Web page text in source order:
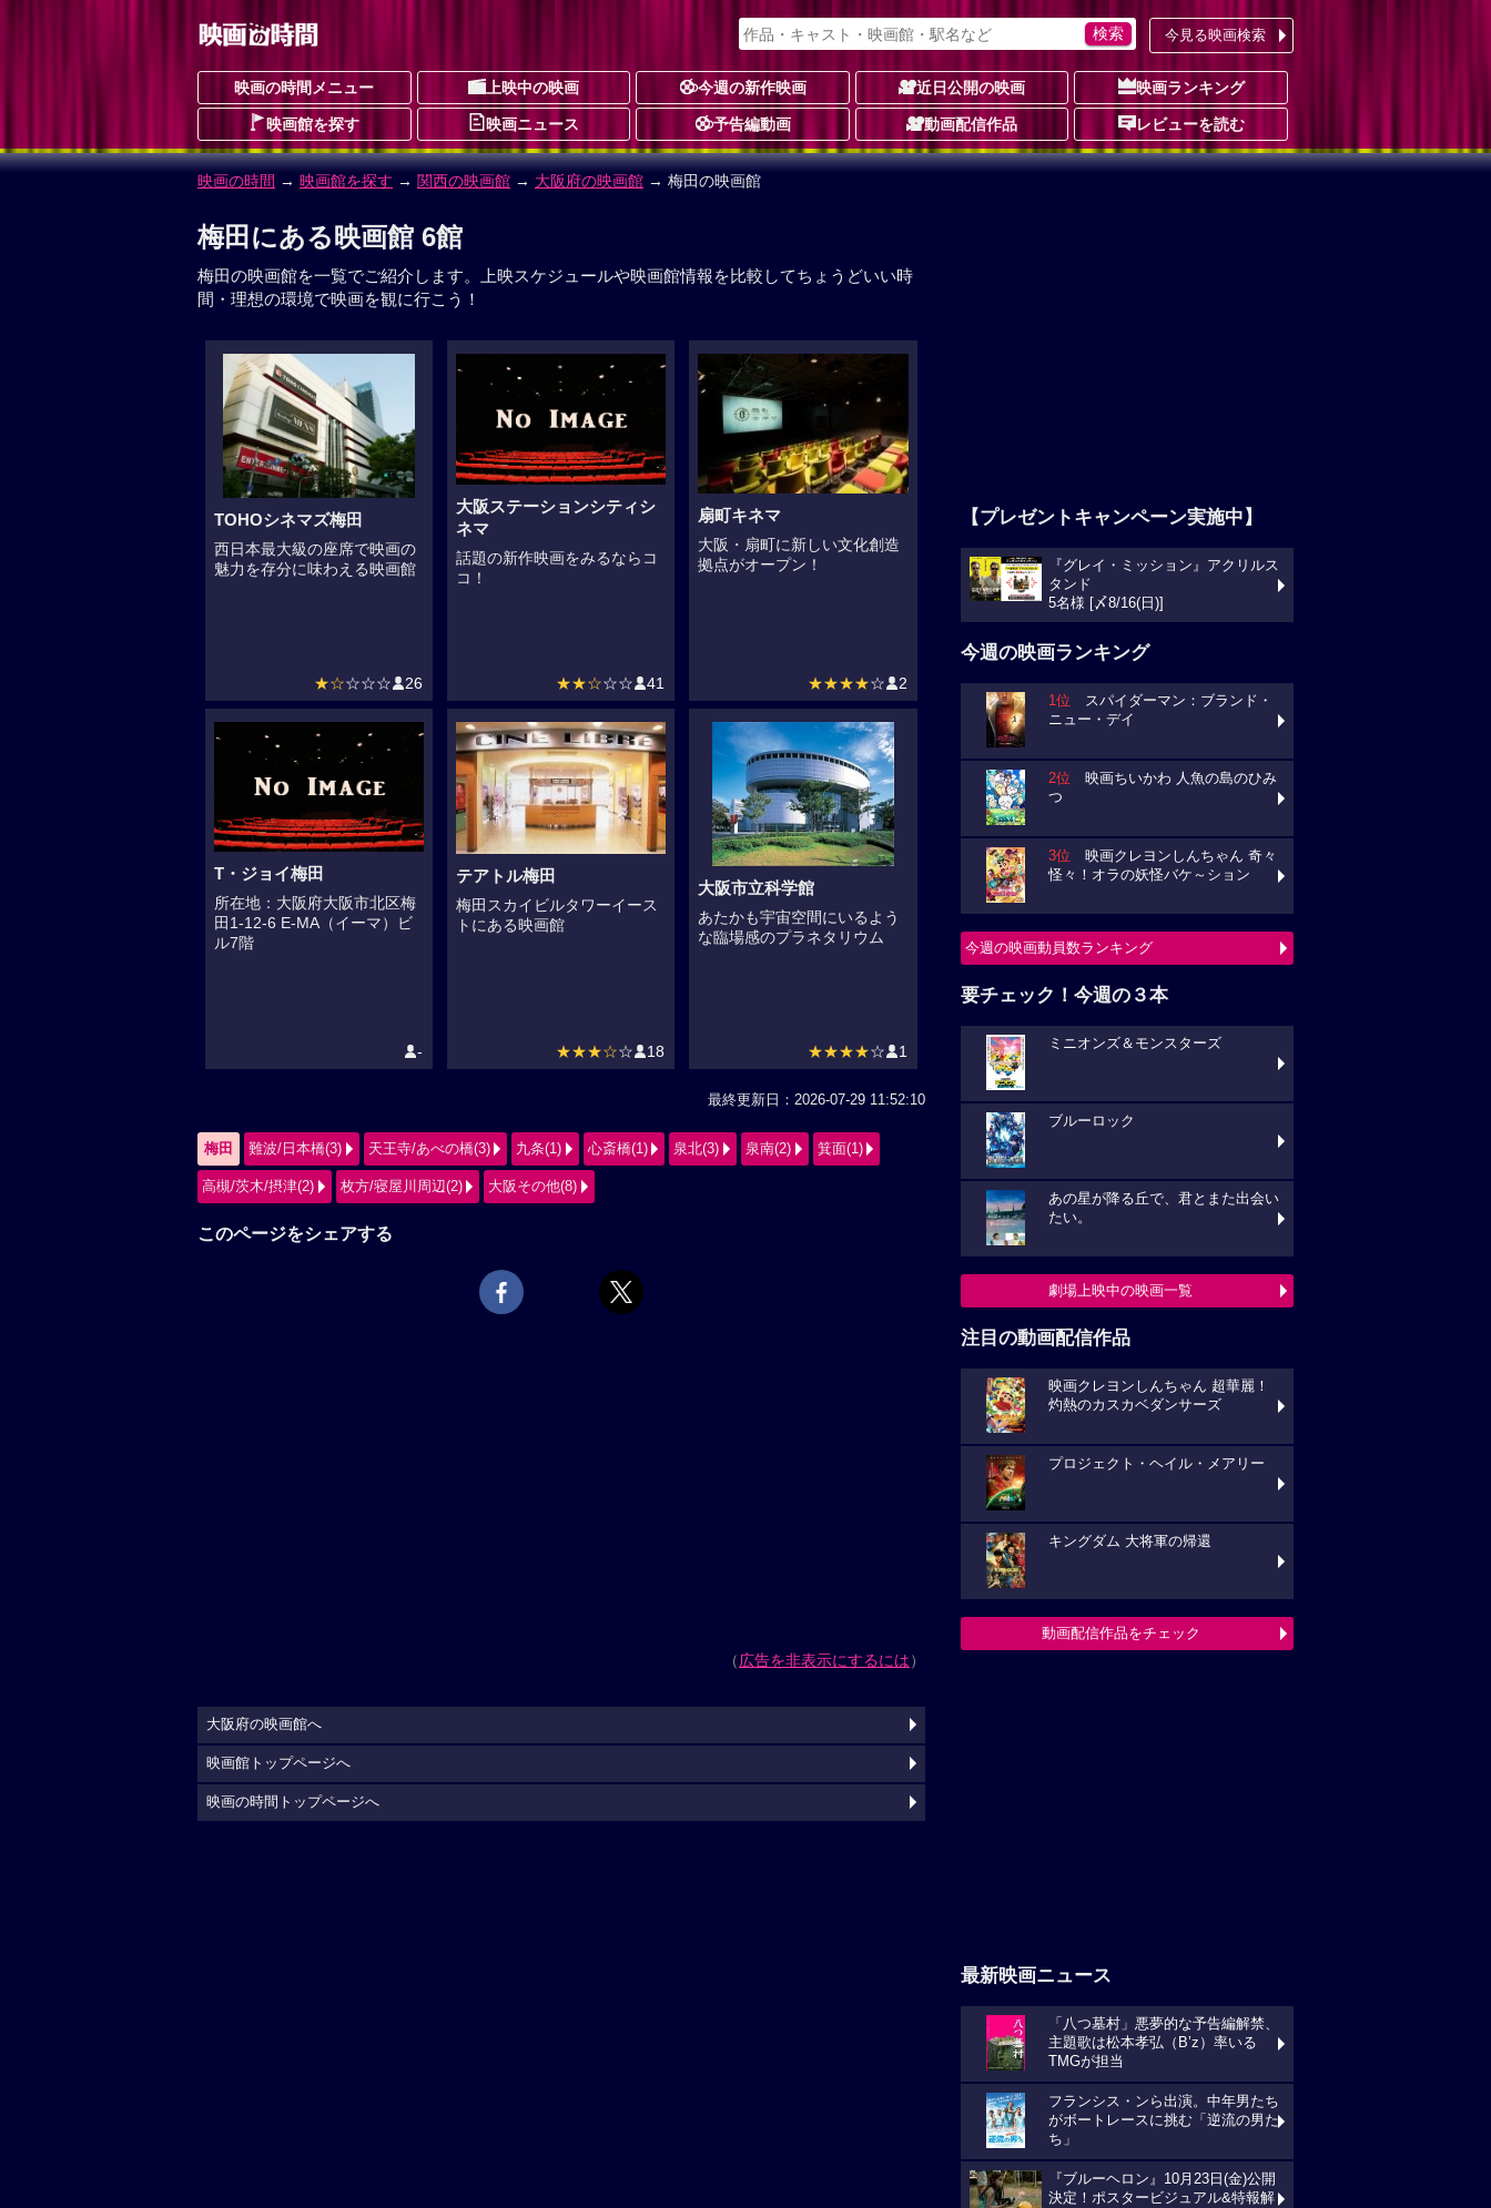
今見る映画検索
映画の時間メニュー 上映中の映画 今週の新作映画 近日公開の映画 映画ランキング
映画館を探す 映画ニュース 予告編動画 動画配信作品 レビューを読む
映画の時間 → 映画館を探す → 関西の映画館 → 大阪府の映画館 → 梅田の映画館
梅田にある映画館 6館
梅田の映画館を一覧でご紹介します。上映スケジュールや映画館情報を比較してちょうどいい時
間・理想の環境で映画を観に行こう！
TOHOシネマズ梅田
西日本最大級の座席で映画の
魅力を存分に味わえる映画館
★☆☆☆☆ 26
大阪ステーションシティシ
ネマ
話題の新作映画をみるならコ
コ！
★★☆☆☆ 41
扇町キネマ
大阪・扇町に新しい文化創造
拠点がオープン！
★★★★☆ 2
T・ジョイ梅田
所在地：大阪府大阪市北区梅
田1-12-6 E-MA（イーマ）ビ
ル7階
-
テアトル梅田
梅田スカイビルタワーイース
トにある映画館
★★★☆☆ 18
大阪市立科学館
あたかも宇宙空間にいるよう
な臨場感のプラネタリウム
★★★★☆ 1
最終更新日：2026-07-29 11:52:10
梅田 難波/日本橋(3) 天王寺/あべの橋(3) 九条(1) 心斎橋(1) 泉北(3) 泉南(2) 箕面(1)
高槻/茨木/摂津(2) 枚方/寝屋川周辺(2) 大阪その他(8)
このページをシェアする
（広告を非表示にするには）
【プレゼントキャンペーン実施中】
『グレイ・ミッション』アクリルス
タンド
5名様 [〆8/16(日)]
今週の映画ランキング
1位 スパイダーマン：ブランド・
ニュー・デイ
2位 映画ちいかわ 人魚の島のひみ
つ
3位 映画クレヨンしんちゃん 奇々
怪々！オラの妖怪バケ～ション
今週の映画動員数ランキング
要チェック！今週の３本
ミニオンズ＆モンスターズ
ブルーロック
あの星が降る丘で、君とまた出会い
たい。
劇場上映中の映画一覧
注目の動画配信作品
映画クレヨンしんちゃん 超華麗！
灼熱のカスカベダンサーズ
プロジェクト・ヘイル・メアリー
キングダム 大将軍の帰還
動画配信作品をチェック
最新映画ニュース
「八つ墓村」悪夢的な予告編解禁、
主題歌は松本孝弘（B’z）率いる
TMGが担当
フランシス・ンら出演。中年男たち
がボートレースに挑む「逆流の男た
ち」
『ブルーヘロン』10月23日(金)公開
決定！ポスタービジュアル&特報解
大阪府の映画館へ
映画館トップページへ
映画の時間トップページへ